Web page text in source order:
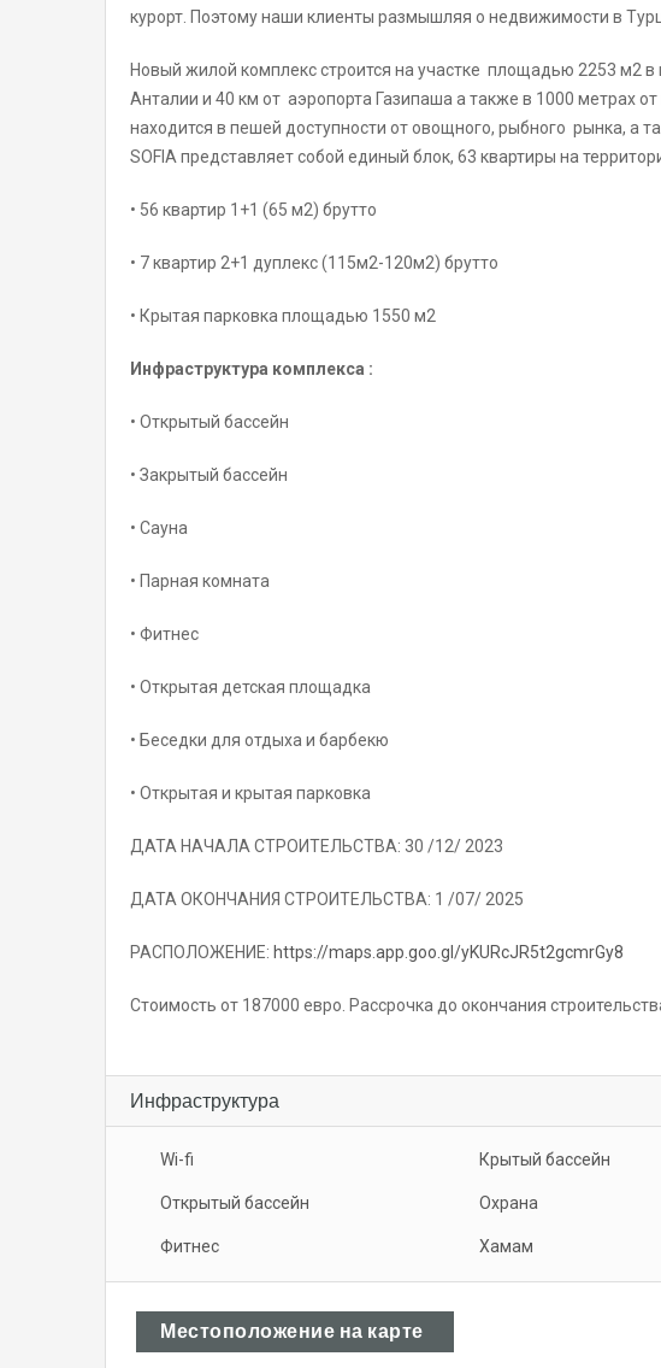
курорт. Поэтому наши клиенты размышляя о недвижимости в
Новый жилой комплекс строится на участке площадью 2253 м2 в
Анталии и 40 км от аэропорта Газипаша а также в 1000 метрах
находится в пешей доступности от овощного, рыбного рынка, а
SOFIA представляет собой единый блок, 63 квартиры на
• 56 квартир 1+1 (65 м2) брутто
• 7 квартир 2+1 дуплекс (115м2-120м2) брутто
• Крытая парковка площадью 1550 м2
Инфраструктура комплекса :
• Открытый бассейн
• Закрытый бассейн
• Сауна
• Парная комната
• Фитнес
• Открытая детская площадка
• Беседки для отдыха и барбекю
• Открытая и крытая парковка
ДАТА НАЧАЛА СТРОИТЕЛЬСТВА: 30 /12/ 2023
ДАТА ОКОНЧАНИЯ СТРОИТЕЛЬСТВА: 1 /07/ 2025
РАСПОЛОЖЕНИЕ: https://maps.app.goo.gl/yKURcJR5t2gcmrGy8
Стоимость от 187000 евро. Рассрочка до окончания
Инфраструктура
Wi-fi Крытый бассейн
Открытый бассейн Охрана
Фитнес Хамам
Местоположение на карте